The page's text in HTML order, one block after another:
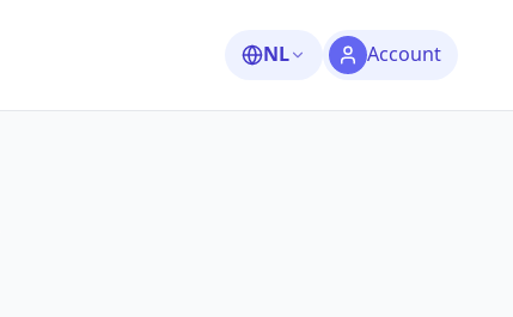
NL Account